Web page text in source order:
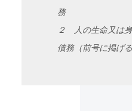
務
２ 人の生命又は
債務（前号に掲げ